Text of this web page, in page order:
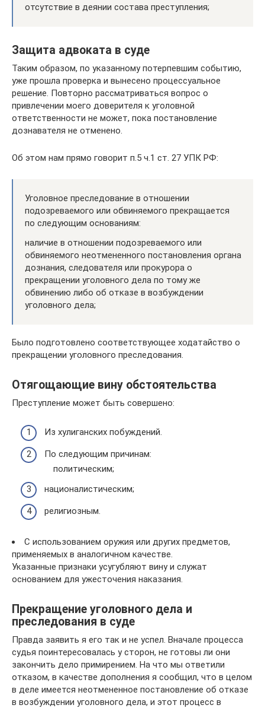
отсутствие в деянии состава преступления;
Защита адвоката в суде
Таким образом, по указанному потерпевшим событию,
уже прошла проверка и вынесено процессуальное
решение. Повторно рассматриваться вопрос о
привлечении моего доверителя к уголовной
ответственности не может, пока постановление
дознавателя не отменено.
Об этом нам прямо говорит п.5 ч.1 ст. 27 УПК РФ:
Уголовное преследование в отношении
подозреваемого или обвиняемого прекращается
по следующим основаниям:
наличие в отношении подозреваемого или
обвиняемого неотмененного постановления органа
дознания, следователя или прокурора о
прекращении уголовного дела по тому же
обвинению либо об отказе в возбуждении
уголовного дела;
Было подготовлено соответствующее ходатайство о
прекращении уголовного преследования.
Отягощающие вину обстоятельства
Преступление может быть совершено:
Из хулиганских побуждений.
По следующим причинам:
политическим;
националистическим;
религиозным.
С использованием оружия или других предметов,
применяемых в аналогичном качестве.
Указанные признаки усугубляют вину и служат
основанием для ужесточения наказания.
Прекращение уголовного дела и
преследования в суде
Правда заявить я его так и не успел. Вначале процесса
судья поинтересовалась у сторон, не готовы ли они
закончить дело примирением. На что мы ответили
отказом, в качестве дополнения я сообщил, что в целом
в деле имеется неотмененное постановление об отказе
в возбуждении уголовного дела, и этот процесс в